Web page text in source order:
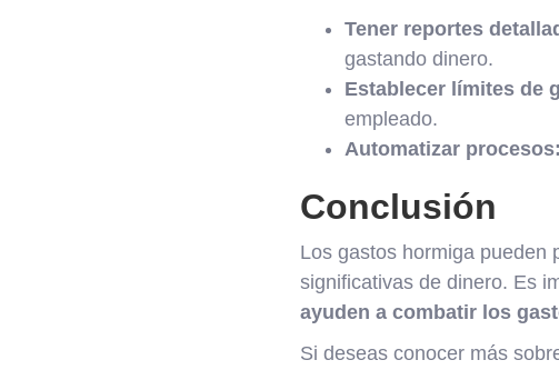
Tener reportes
gastando dinero.
Establecer límites de
empleado.
Automatizar procesos:
Conclusión
Los gastos hormiga pueden
significativas de dinero. Es
ayuden a combatir los
Si deseas conocer más